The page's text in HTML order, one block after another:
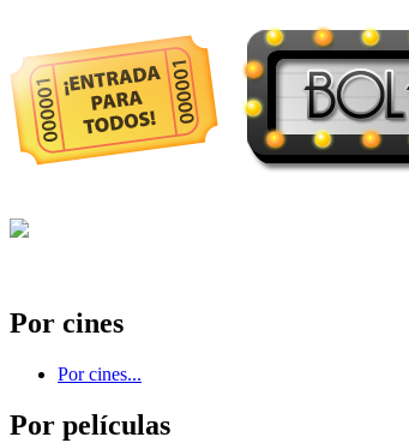
Por cines
Por cines...
Por películas